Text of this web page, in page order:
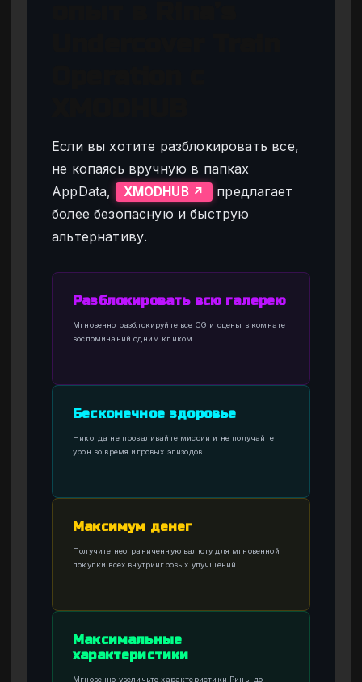
Если вы хотите разблокировать все,
не копаясь вручную в папках
AppData,
XMODHUB ↗
предлагает
более безопасную и быструю
альтернативу.
Разблокировать всю галерею
Мгновенно разблокируйте все CG и сцены в комнате
воспоминаний одним кликом.
Бесконечное здоровье
Никогда не проваливайте миссии и не получайте
урон во время игровых эпизодов.
Максимум денег
Получите неограниченную валюту для мгновенной
покупки всех внутриигровых улучшений.
Максимальные
характеристики
Мгновенно увеличьте характеристики Рины до